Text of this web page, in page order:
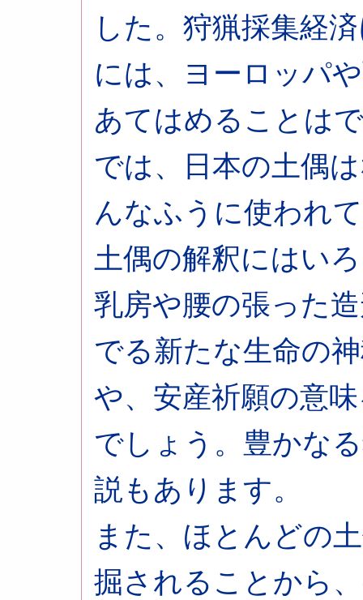
した。狩猟採集経
には、ヨーロッパ
あてはめることは
では、日本の土偶
んなふうに使われ
土偶の解釈にはい
乳房や腰の張った
でる新たな生命の
や、安産祈願の意
でしょう。豊かな
説もあります。
また、ほとんどの
掘されることから